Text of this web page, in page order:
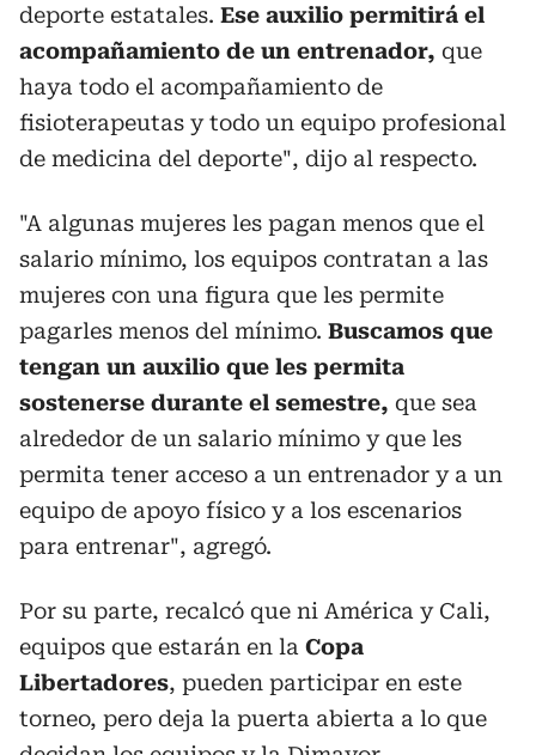
deporte estatales. Ese auxilio permitirá el
acompañamiento de un entrenador, que
haya todo el acompañamiento de
fisioterapeutas y todo un equipo profesional
de medicina del deporte", dijo al respecto.
"A algunas mujeres les pagan menos que el
salario mínimo, los equipos contratan a las
mujeres con una figura que les permite
pagarles menos del mínimo. Buscamos que
tengan un auxilio que les permita
sostenerse durante el semestre, que sea
alrededor de un salario mínimo y que les
permita tener acceso a un entrenador y a un
equipo de apoyo físico y a los escenarios
para entrenar", agregó.
Por su parte, recalcó que ni América y Cali,
equipos que estarán en la Copa
Libertadores, pueden participar en este
torneo, pero deja la puerta abierta a lo que